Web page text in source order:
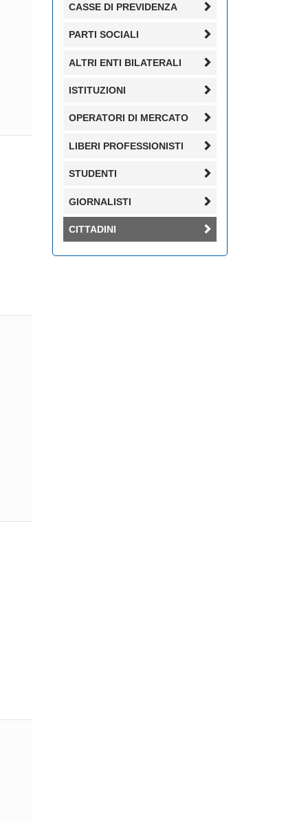
CASSE DI PREVIDENZA
PARTI SOCIALI
ALTRI ENTI BILATERALI
ISTITUZIONI
OPERATORI DI MERCATO
LIBERI PROFESSIONISTI
STUDENTI
GIORNALISTI
CITTADINI